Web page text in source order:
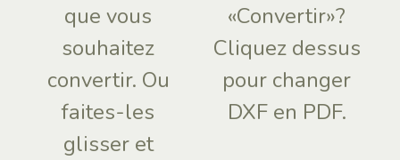
que vous
souhaitez
convertir. Ou
faites-les
glisser et
«Convertir»?
Cliquez dessus
pour changer
DXF en PDF.